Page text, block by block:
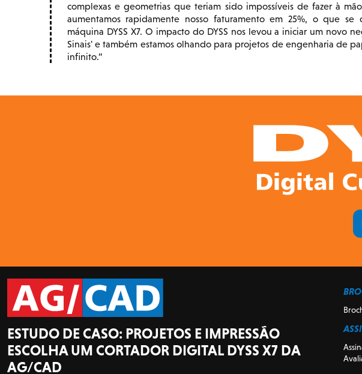
complexas e geometrias que teriam sido impossíveis de fazer à
aumentamos rapidamente nosso faturamento em 25%, o que
máquina DYSS X7. O impacto do DYSS nos levou a iniciar um novo
Sinais' e também estamos olhando para projetos de engenharia de
infinito.
ESTUDO DE CASO: PROJETOS E IMPRESSÃO
ESCOLHA UM CORTADOR DIGITAL DYSS X7 DA
AG/CAD